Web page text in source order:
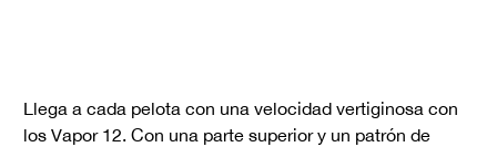
Llega a cada pelota con una velocidad vertiginosa con
los Vapor 12. Con una parte superior y un patrón de